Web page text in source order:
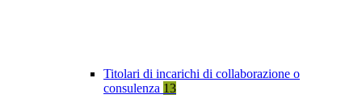
Titolari di incarichi di collaborazione o
consulenza 13